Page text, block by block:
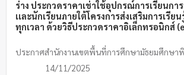
ร่าง ประกวดราคาเช่าใช้อุปกรณ์การเรียนกา
เเละนักเรียนภายใต้โครงการส่งเสริมการเรี
ทุกเวลา ด้วยวิธีประกวดราคาอิเล็กทรอนิกส์
ประกาศสำนักงานเขตพื้นที่การศึกษามัธยมศึกษา
14/11/2025